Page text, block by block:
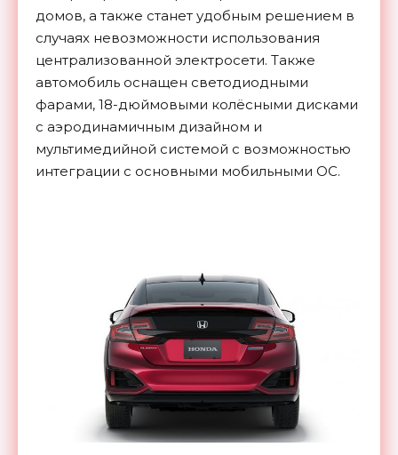
домов, а также станет удобным решением в
случаях невозможности использования
централизованной электросети. Также
автомобиль оснащен светодиодными
фарами, 18-дюймовыми колёсными дисками
с аэродинамичным дизайном и
мультимедийной системой с возможностью
интеграции с основными мобильными ОС.